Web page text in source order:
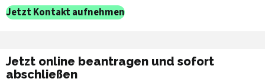
Jetzt Kontakt aufnehmen
Jetzt online beantragen und sofort
abschließen